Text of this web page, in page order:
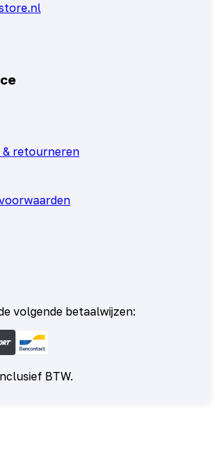
& retourneren
volgende betaalwijzen:
BTW.